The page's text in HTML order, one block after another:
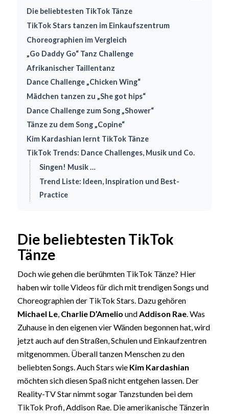
Die beliebtesten TikTok Tänze
TikTok Stars tanzen im Einkaufszentrum
Choreographien im Vergleich
„Go Daddy Go“ Tanz Challenge
Afrikanischer Taillentanz
Dance Challenge „Chicken Wing“
Mädchen tanzen zu „She got hips“
Dance Challenge zum Song „Shower“
Tänze zu dem Song „Copine“
Kim Kardashian lernt TikTok Tänze
TikTok Trends: Dance Challenges, Musik und Co.
Singen! Musik …
Trend Liste: Ideen, Inspiration und Best-
Practice
Die beliebtesten TikTok
Tänze
Doch wie gehen die berühmten TikTok Tänze? Hier
haben wir tolle Videos für dich mit trendigen Songs und
Choreographien der TikTok Stars. Dazu gehören
Michael Le, Charlie D’Amelio undAddison Rae. Was
Zuhause in den eigenen vier Wänden begonnen hat, wird
jetzt auch auf den Straßen, Schulen und Einkaufzentren
mitgenommen. Überall tanzen Menschen zu den
beliebten Songs. Auch Stars wie Kim Kardashian
möchten sich diesen Spaß nicht entgehen lassen. Der
Reality-TV Star nimmt sogar Tanzstunden bei dem
TikTok Profi, Addison Rae. Die amerikanische Tänzerin